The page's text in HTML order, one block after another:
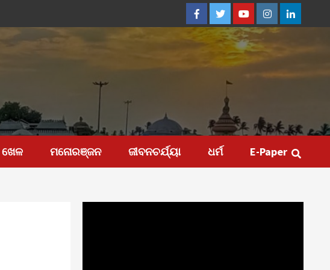
FacebookTwitterYoutubeInstagramLinkedin
ଖେଳ ମନୋରଞ୍ଜନ ଜୀବନଚର୍ଯ୍ୟା ଧର୍ମ E-Paper